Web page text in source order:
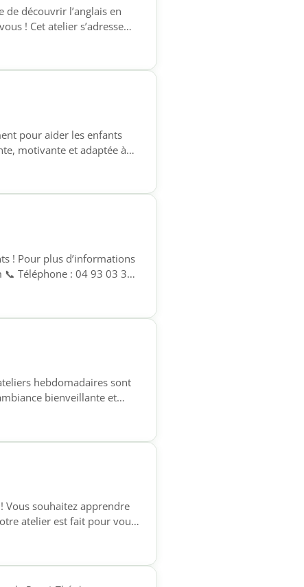
de découvrir l’anglais en
! Cet atelier s’adresse
l’anglais. Venez
pour aider les enfants
motivante et adaptée à
temps
! Pour plus d’informations
Téléphone : 04 93 03 31
hebdomadaires sont
bienveillante et
15 📧 contact@foyer-
Vous souhaitez apprendre
atelier est fait pour vous
qui souhaitent acquérir